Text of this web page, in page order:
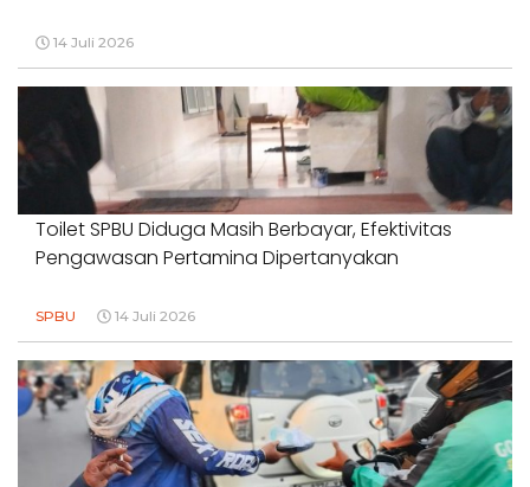
14 Juli 2026
Toilet SPBU Diduga Masih Berbayar, Efektivitas
Pengawasan Pertamina Dipertanyakan
SPBU 14 Juli 2026